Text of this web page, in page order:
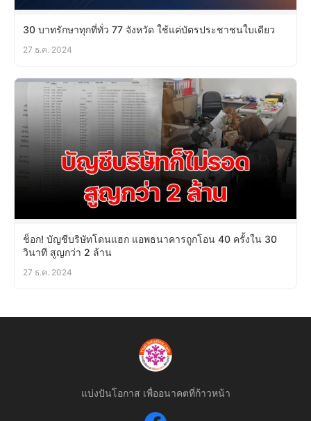
30 บาทรักษาทุกที่ทั่ว 77 จังหวัด ใช้แค่บัตรประชาชนใบเดียว
27 ธ.ค. 2024
ช็อก! บัญชีบริษัทโดนแฮก แอพธนาคารถูกโอน 40 ครั้งใน 30
วินาที สูญกว่า 2 ล้าน
27 ธ.ค. 2024
แบ่งปันโอกาส เพื่ออนาคตที่ก้าวหน้า